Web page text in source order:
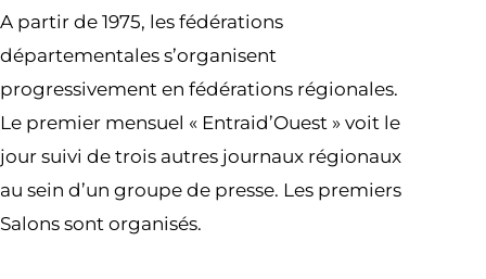
A partir de 1975, les fédérations
départementales s’organisent
progressivement en fédérations régionales.
Le premier mensuel « Entraid’Ouest » voit le
jour suivi de trois autres journaux régionaux
au sein d’un groupe de presse. Les premiers
Salons sont organisés.